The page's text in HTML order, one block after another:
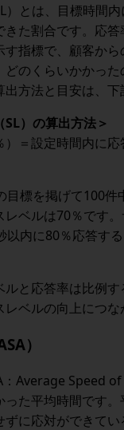
）とは、目標時間
きた割合です。応
指標で、顧客か
のくらいかかった
方法と目安は、下
SL）の算出方法＞
）＝設定時間内に
目標を掲げて100件
レベルは70％です
以内に80％応答す
ルと応答率は比例
ベルの向上につな
）
：Average Speed
った平均時間です
に応対ができてい